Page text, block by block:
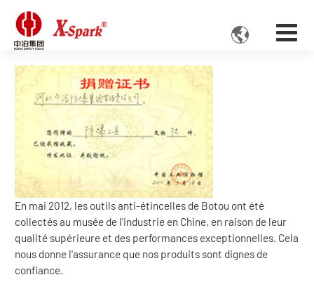

En mai 2012, les outils anti-étincelles de Botou ont été
collectés au musée de l'industrie en Chine, en raison de leur
qualité supérieure et des performances exceptionnelles. Cela
nous donne l'assurance que nos produits sont dignes de
confiance.